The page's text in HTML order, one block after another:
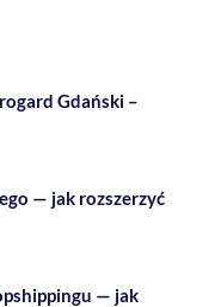
Gdański –
— jak rozszerzyć
— jak